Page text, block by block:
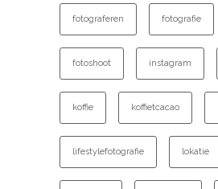
fotograferen fotografie
fotoshoot instagram
koffie koffietcacao
lifestylefotografie lokatie